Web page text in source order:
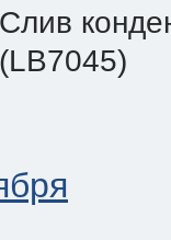
Слив
(LB7045)